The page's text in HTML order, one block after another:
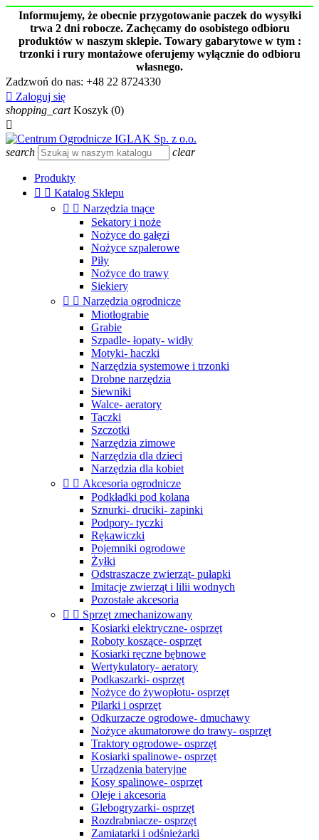
Informujemy, że obecnie przygotowanie paczek do wysyłki
trwa 2 dni robocze. Zachęcamy do osobistego odbioru
produktów w naszym sklepie. Towary gabarytowe w tym :
trzonki i rury montażowe oferujemy wyłącznie do odbioru
własnego.
Zadzwoń do nas: +48 22 8724330
 Zaloguj się
shopping_cart Koszyk (0)

search clear
Produkty
  Katalog Sklepu
  Narzędzia tnące
Sekatory i noże
Nożyce do gałęzi
Nożyce szpalerowe
Piły
Nożyce do trawy
Siekiery
  Narzędzia ogrodnicze
Miotłograbie
Grabie
Szpadle- łopaty- widły
Motyki- haczki
Narzędzia systemowe i trzonki
Drobne narzędzia
Siewniki
Walce- aeratory
Taczki
Szczotki
Narzędzia zimowe
Narzędzia dla dzieci
Narzędzia dla kobiet
  Akcesoria ogrodnicze
Podkładki pod kolana
Sznurki- druciki- zapinki
Podpory- tyczki
Rękawiczki
Pojemniki ogrodowe
Żyłki
Odstraszacze zwierząt- pułapki
Imitacje zwierząt i lilii wodnych
Pozostałe akcesoria
  Sprzęt zmechanizowany
Kosiarki elektryczne- osprzęt
Roboty koszące- osprzęt
Kosiarki ręczne bębnowe
Wertykulatory- aeratory
Podkaszarki- osprzęt
Nożyce do żywopłotu- osprzęt
Pilarki i osprzęt
Odkurzacze ogrodowe- dmuchawy
Nożyce akumatorowe do trawy- osprzęt
Traktory ogrodowe- osprzęt
Kosiarki spalinowe- osprzęt
Urządzenia bateryjne
Kosy spalinowe- osprzęt
Oleje i akcesoria
Glebogryzarki- osprzęt
Rozdrabniacze- osprzęt
Zamiatarki i odśnieżarki